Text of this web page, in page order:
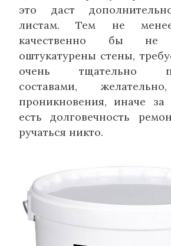
это даст
листам. Тем не менее
качественно бы
оштукатурены стены,
очень тщательно
составами,
проникновения, иначе за
есть долговечность
ручаться никто.